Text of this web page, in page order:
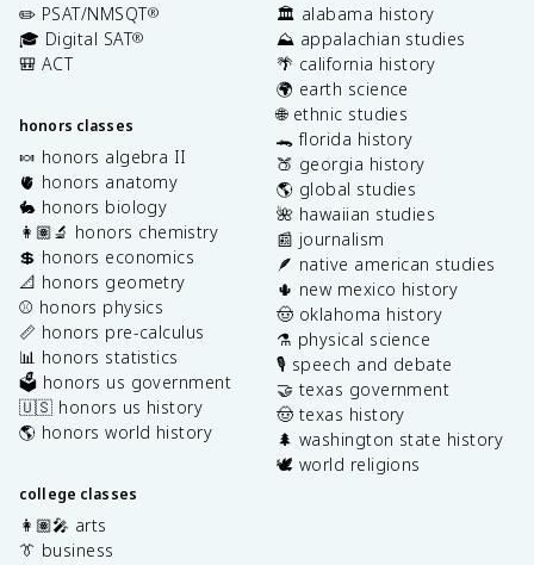
✏️ PSAT/NMSQT®
🎓 Digital SAT®
🎒 ACT
honors classes
🍬 honors algebra II
🫀 honors anatomy
🐇 honors biology
👩🏽‍🔬 honors chemistry
💲 honors economics
📐 honors geometry
⚾️ honors physics
📏 honors pre-calculus
📊 honors statistics
🗳️ honors us government
🇺🇸 honors us history
🌎 honors world history
college classes
👩🏽‍🎤 arts
👔 business
🏛️ alabama history
⛰️ appalachian studies
🌴 california history
🌍 earth science
🌐 ethnic studies
🐊 florida history
🍑 georgia history
🌎 global studies
🌺 hawaiian studies
📰 journalism
🪶 native american studies
🌵 new mexico history
🤠 oklahoma history
⚗️ physical science
🎙️ speech and debate
🤝 texas government
🤠 texas history
🌲 washington state history
🕊️ world religions